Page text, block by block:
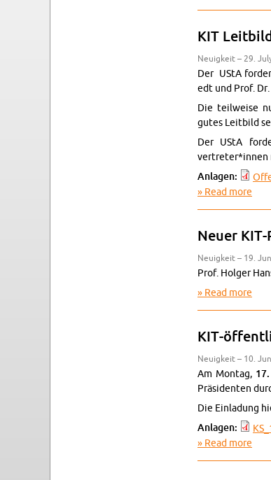
KIT
Neuigkeit – 29.
Der UStA
edt und Prof.
Die teil­weise
gutes Leit­bild
Der UStA
vertreter*innen
An­la­gen:
Read more
Neuer
Neuigkeit – 19.
Prof. Hol­ger
Read more
KIT-
Neuigkeit – 10.
Am Mon­tag,
Präsiden­ten
Die Ein­ladung
An­la­gen:
Read more